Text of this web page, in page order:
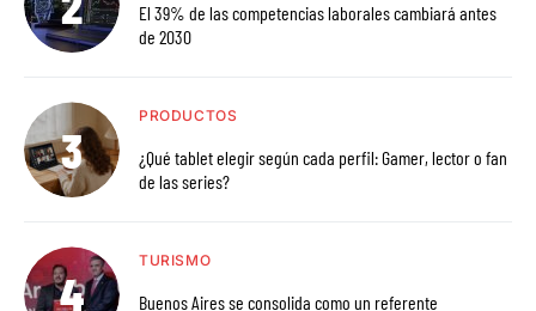
El 39% de las competencias laborales cambiará antes
de 2030
PRODUCTOS
¿Qué tablet elegir según cada perfil: Gamer, lector o fan
de las series?
TURISMO
Buenos Aires se consolida como un referente